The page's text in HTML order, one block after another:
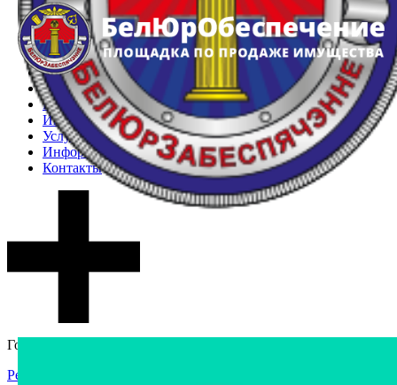
Главная
Арестованное имущество
Реестр несостоявшихся торгов
Реестр переоценок
Частное имущество
Государственное имущество
Интернет-магазин
Интернет-витрина
Услуги
Информация
Контакты
Гостевой доступ
Регистрация